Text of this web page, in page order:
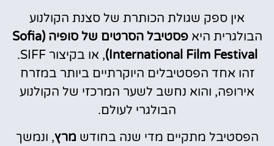
אין ספק שגולת הכותרת של סצנת הקולנוע
הבולגרית היא
פסטיבל הסרטים של סופיה (Sofia
International Film Festival) , או בקיצור SIFF.
זהו אחד הפסטיבלים היוקרתיים ביותר במזרח
אירופה, והוא נחשב לשער המרכזי של הקולנוע
הבולגרי לעולם.
הפסטיבל מתקיים מדי שנה בחודש מרץ, ונמשך